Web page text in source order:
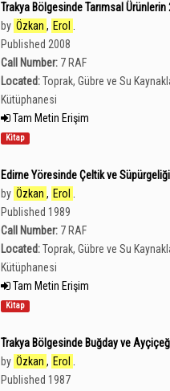
Trakya Bölgesinde Tarımsal Ürünlerin
by Özkan , Erol
Published 2008
Call Number: 7 RAF
Located:Toprak, Gübre ve Su
Kütüphanesi
Tam Metin Erişim
Kitap
Edirne Yöresinde Çeltik ve
by Özkan , Erol
Published 1989
Call Number: 7 RAF
Located:Toprak, Gübre ve Su
Kütüphanesi
Tam Metin Erişim
Kitap
Trakya Bölgesinde Buğday ve
by Özkan , Erol
Published 1987